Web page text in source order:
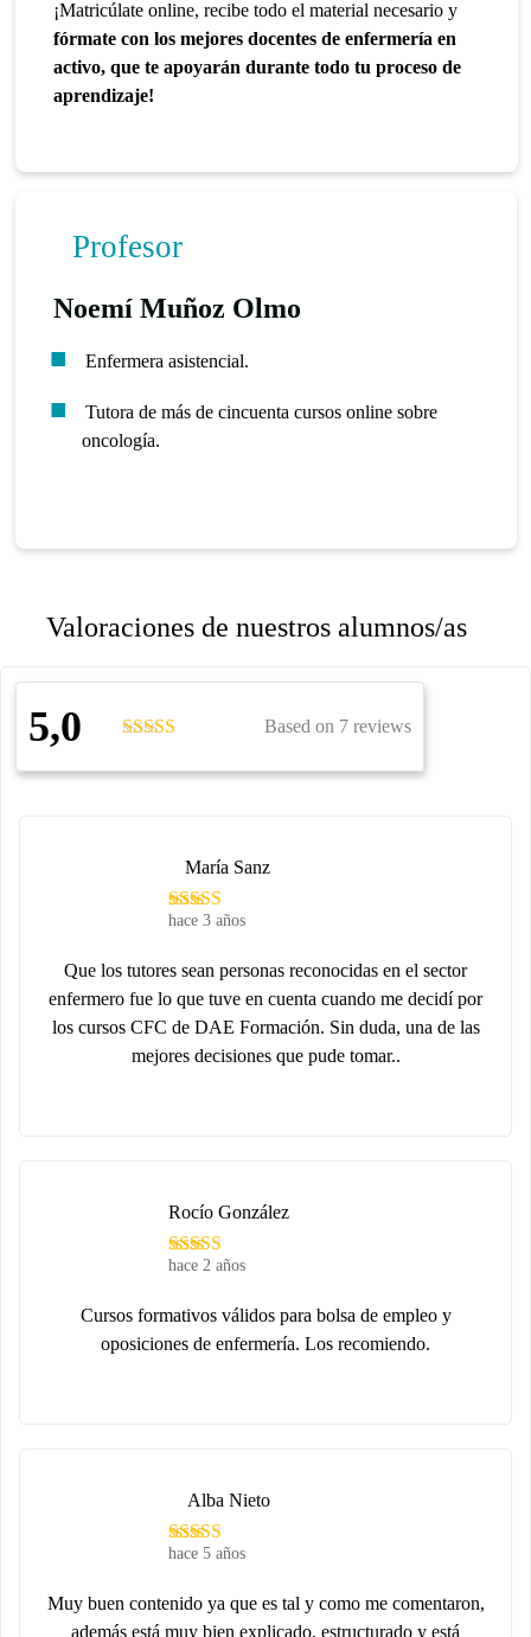
¡Matricúlate online, recibe todo el material necesario y
fórmate con los mejores docentes de enfermería en
activo, que te apoyarán durante todo tu proceso de
aprendizaje!
Profesor
Noemí Muñoz Olmo
Enfermera asistencial.
Tutora de más de cincuenta cursos online sobre
oncología.
Valoraciones de nuestros alumnos/as
5,0 Based on 7 reviews
hace 3 años
María Sanz
Que los tutores sean personas reconocidas en el sector
enfermero fue lo que tuve en cuenta cuando me decidí por
los cursos CFC de DAE Formación. Sin duda, una de las
mejores decisiones que pude tomar..
hace 2 años
Rocío González
Cursos formativos válidos para bolsa de empleo y
oposiciones de enfermería. Los recomiendo.
hace 5 años
Alba Nieto
Muy buen contenido ya que es tal y como me comentaron,
además está muy bien explicado, estructurado y está